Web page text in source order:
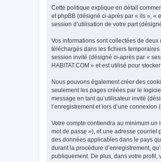
Cette politique explique en détail
et phpBB (désigné ci-après par « ils », «
session d’utilisation de votre part
Vos informations sont collectées de
téléchargés dans les fichiers
session invité (désigné ci-après par «
HABITAT.COM » et est utilisé pour
Nous pouvons également créer des
seulement les pages créées par le
message en tant qu’utilisateur invité
l’enregistrement et lors d’une
Votre compte contiendra au minimum
mot de passe »), et une adresse courriel
des données applicables dans le pays
durant la procédure d’enregistrement,
publiquement. De plus, dans votre profil,